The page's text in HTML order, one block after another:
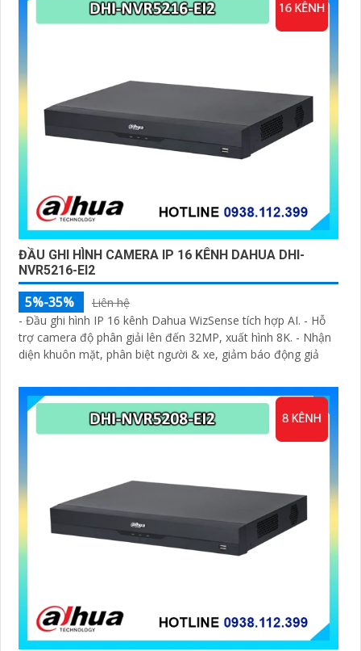
ĐẦU GHI HÌNH CAMERA IP 16 KÊNH DAHUA DHI-
NVR5216-EI2
5%-35%
Liên hệ
- Đầu ghi hình IP 16 kênh Dahua WizSense tích hợp AI. - Hỗ
trợ camera độ phân giải lên đến 32MP, xuất hình 8K. - Nhận
diện khuôn mặt, phân biệt người & xe, giảm báo động giả